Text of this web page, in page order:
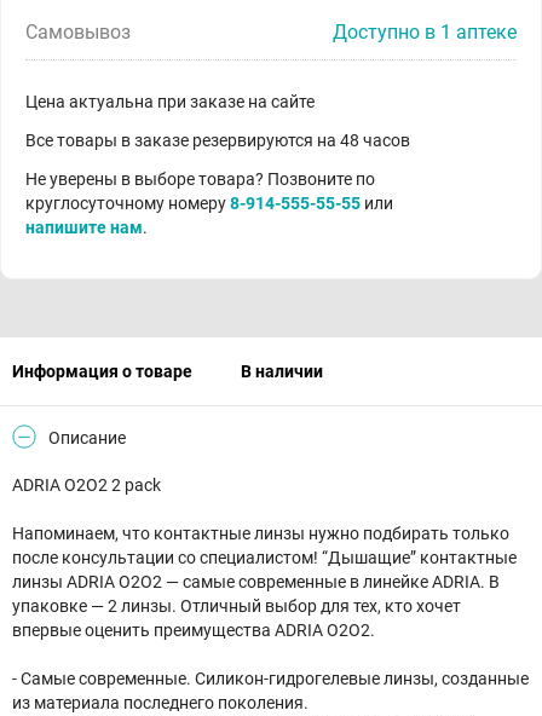
Самовывоз Доступно в 1 аптеке
Цена актуальна при заказе на сайте
Все товары в заказе резервируются на 48 часов
Не уверены в выборе товара? Позвоните по
круглосуточному номеру8-914-555-55-55 или
напишите нам.
Информация о товаре В наличии
Описание
ADRIA O2O2 2 pack
Напоминаем, что контактные линзы нужно подбирать только
после консультации со специалистом! “Дышащие” контактные
линзы ADRIA O2O2 — самые современные в линейке ADRIA. В
упаковке — 2 линзы. Отличный выбор для тех, кто хочет
впервые оценить преимущества ADRIA O2O2.
- Самые современные. Силикон-гидрогелевые линзы, созданные
из материала последнего поколения.